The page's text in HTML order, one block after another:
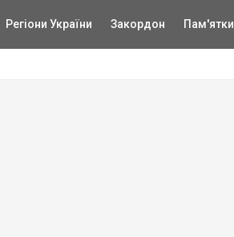
Регіони України Закордон Пам'ятки